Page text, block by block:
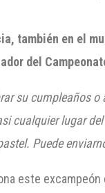
también en el
del
su cumpleaños
cualquier lugar
Puede
este